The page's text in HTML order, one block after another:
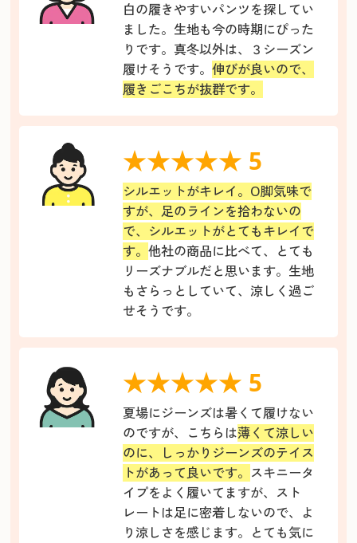
白の履きやすいパンツを探してい
ました。生地も今の時期にぴった
りです。真冬以外は、３シーズン
履けそうです。伸びが良いので、
履きごこちが抜群です。
★★★★★ 5
シルエットがキレイ。O脚気味で
すが、足のラインを拾わないの
で、シルエットがとてもキレイで
す。他社の商品に比べて、とても
リーズナブルだと思います。生地
もさらっとしていて、涼しく過ご
せそうです。
★★★★★ 5
夏場にジーンズは暑くて履けない
のですが、こちらは薄くて涼しい
のに、しっかりジーンズのテイス
トがあって良いです。 スキニータ
イプをよく履いてますが、スト
レートは足に密着しないので、よ
り涼しさを感じます。とても気に